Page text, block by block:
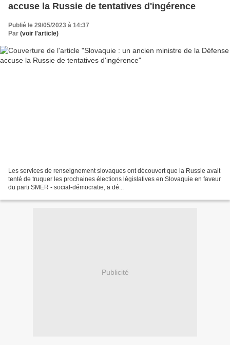
accuse la Russie de tentatives d'ingérence
Publié le 29/05/2023 à 14:37
Par (voir l'article)
Les services de renseignement slovaques ont découvert que la Russie avait
tenté de truquer les prochaines élections législatives en Slovaquie en faveur
du parti SMER - social-démocratie, a dé...
Publicité